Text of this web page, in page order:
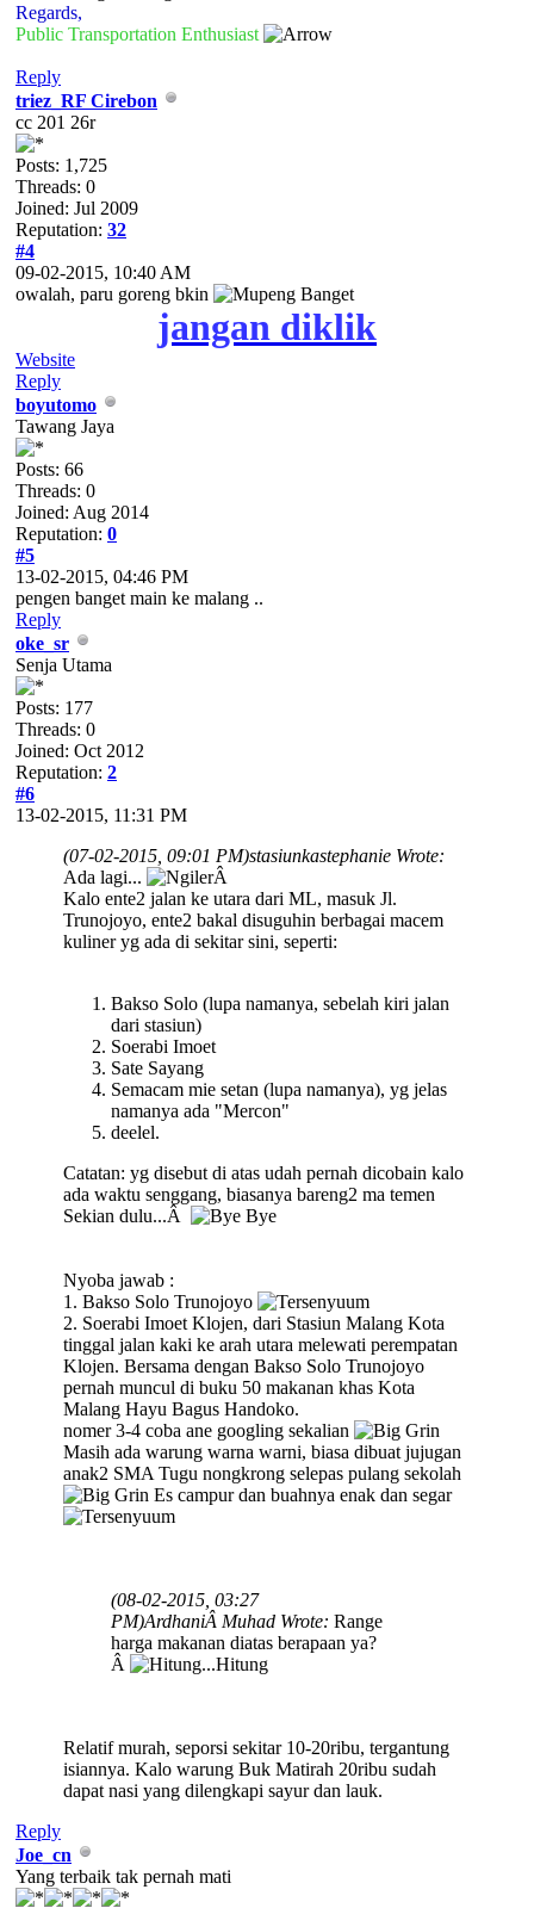
Regards,
Public Transportation Enthusiast
Reply
triez_RF Cirebon
cc 201 26r
Posts: 1,725
Threads: 0
Joined: Jul 2009
Reputation: 32
#4
09-02-2015, 10:40 AM
owalah, paru goreng bkin
jangan diklik
Website
Reply
boyutomo
Tawang Jaya
Posts: 66
Threads: 0
Joined: Aug 2014
Reputation: 0
#5
13-02-2015, 04:46 PM
pengen banget main ke malang ..
Reply
oke_sr
Senja Utama
Posts: 177
Threads: 0
Joined: Oct 2012
Reputation: 2
#6
13-02-2015, 11:31 PM
(07-02-2015, 09:01 PM)stasiunkastephanie Wrote:
Ada lagi...
Â
Kalo ente2 jalan ke utara dari ML, masuk Jl.
Trunojoyo, ente2 bakal disuguhin berbagai macem
kuliner yg ada di sekitar sini, seperti:
Bakso Solo (lupa namanya, sebelah kiri jalan
dari stasiun)
Soerabi Imoet
Sate Sayang
Semacam mie setan (lupa namanya), yg jelas
namanya ada "Mercon"
deelel.
Catatan: yg disebut di atas udah pernah dicobain kalo
ada waktu senggang, biasanya bareng2 ma temen
Sekian dulu...Â
Nyoba jawab :
1. Bakso Solo Trunojoyo
2. Soerabi Imoet Klojen, dari Stasiun Malang Kota
tinggal jalan kaki ke arah utara melewati perempatan
Klojen. Bersama dengan Bakso Solo Trunojoyo
pernah muncul di buku 50 makanan khas Kota
Malang Hayu Bagus Handoko.
nomer 3-4 coba ane googling sekalian
Masih ada warung warna warni, biasa dibuat jujugan
anak2 SMA Tugu nongkrong selepas pulang sekolah
Es campur dan buahnya enak dan segar
(08-02-2015, 03:27
PM)ArdhaniÂ Muhad Wrote: Range
harga makanan diatas berapaan ya?
Â
Relatif murah, seporsi sekitar 10-20ribu, tergantung
isiannya. Kalo warung Buk Matirah 20ribu sudah
dapat nasi yang dilengkapi sayur dan lauk.
Reply
Joe_cn
Yang terbaik tak pernah mati